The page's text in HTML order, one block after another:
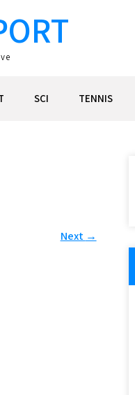
SCI TENNIS
Next →